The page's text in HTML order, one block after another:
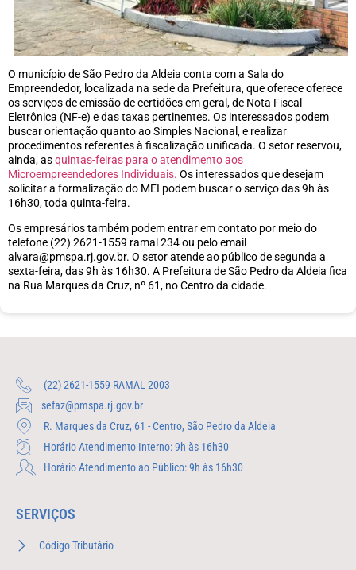
O município de São Pedro da Aldeia conta com a Sala do
Empreendedor, localizada na sede da Prefeitura, que oferece oferece
os serviços de emissão de certidões em geral, de Nota Fiscal
Eletrônica (NF-e) e das taxas pertinentes. Os interessados podem
buscar orientação quanto ao Simples Nacional, e realizar
procedimentos referentes à fiscalização unificada. O setor reservou,
ainda, asquintas-feiras para o atendimento aos
Microempreendedores Individuais. Os interessados que desejam
solicitar a formalização do MEI podem buscar o serviço das 9h às
16h30, toda quinta-feira.
Os empresários também podem entrar em contato por meio do
telefone (22) 2621-1559 ramal 234 ou pelo email
alvara@pmspa.rj.gov.br. O setor atende ao público de segunda a
sexta-feira, das 9h às 16h30. A Prefeitura de São Pedro da Aldeia fica
na Rua Marques da Cruz, nº 61, no Centro da cidade.
(22) 2621-1559 RAMAL 2003
sefaz@pmspa.rj.gov.br
R. Marques da Cruz, 61 - Centro, São Pedro da Aldeia
Horário Atendimento Interno: 9h às 16h30
Horário Atendimento ao Público: 9h às 16h30
SERVIÇOS
Código Tributário